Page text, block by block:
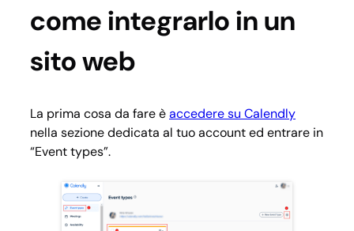
come integrarlo in un
sito web
La prima cosa da fare èaccedere su Calendly
nella sezione dedicata al tuo account ed entrare in
“Event types”.